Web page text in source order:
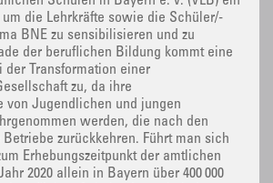
die Lehrkräfte sowie die Schüler/-
BNE zu sensibilisieren und zu
der beruflichen Bildung kommt eine
der Transformation einer
zu, da ihre
von Jugendlichen und jungen
werden, die nach den
zurückkehren. Führt man sich
Erhebungszeitpunkt der amtlichen
2020 allein in Bayern über 400 000